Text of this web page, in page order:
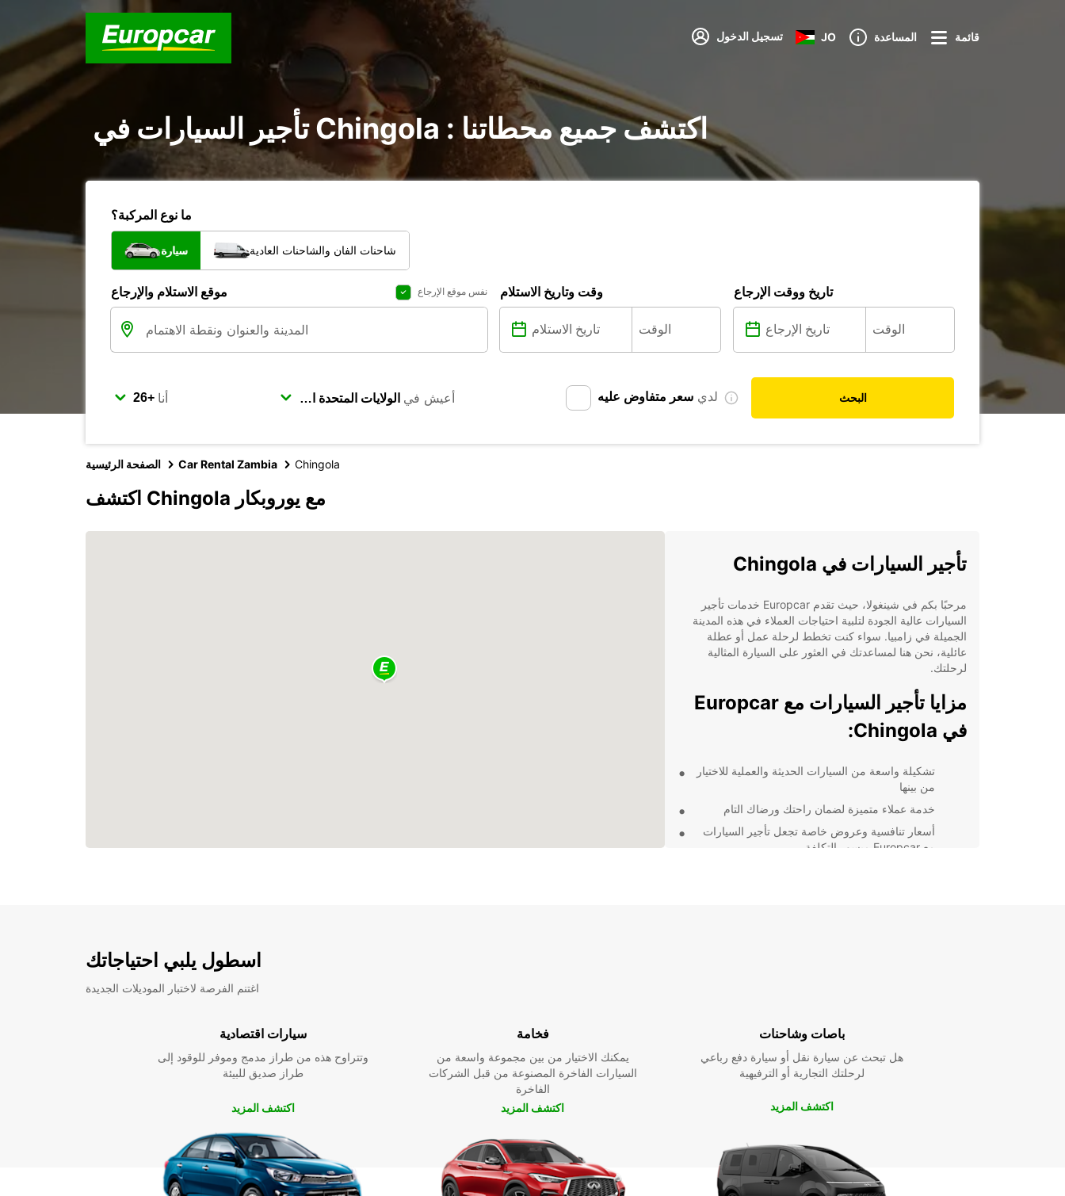
تسجيل الدخول JO المساعدة قائمة
تأجير السيارات في Chingola : اكتشف جميع محطاتنا
ما نوع المركبة؟
سيارة شاحنات الفان والشاحنات العادية
موقع الاستلام والإرجاع نفس موقع الإرجاع وقت وتاريخ الاستلام تاريخ ووقت الإرجاع
أنا أعيش في لدي سعر متفاوض عليه البحث
الصفحة الرئيسية Car Rental Zambia Chingola
اكتشف Chingola مع يوروبكار
تأجير السيارات في Chingola
مرحبًا بكم في شينغولا، حيث تقدم Europcar خدمات تأجير
السيارات عالية الجودة لتلبية احتياجات العملاء في هذه المدينة
الجميلة في زامبيا. سواء كنت تخطط لرحلة عمل أو عطلة
عائلية، نحن هنا لمساعدتك في العثور على السيارة المثالية
لرحلتك.
مزايا تأجير السيارات مع Europcar
في Chingola:
تشكيلة واسعة من السيارات الحديثة والعملية للاختيار
من بينها
خدمة عملاء متميزة لضمان راحتك ورضاك التام
أسعار تنافسية وعروض خاصة تجعل تأجير السيارات
مع Europcar ميسور التكلفة
اسطول يلبي احتياجاتك
اغتنم الفرصة لاختبار الموديلات الجديدة
سيارات اقتصادية
وتتراوح هذه من طراز مدمج وموفر للوقود إلى
طراز صديق للبيئة
اكتشف المزيد
فخامة
يمكنك الاختيار من بين مجموعة واسعة من
السيارات الفاخرة المصنوعة من قبل الشركات
الفاخرة
اكتشف المزيد
باصات وشاحنات
هل تبحث عن سيارة نقل أو سيارة دفع رباعي
لرحلتك التجارية أو الترفيهية
اكتشف المزيد